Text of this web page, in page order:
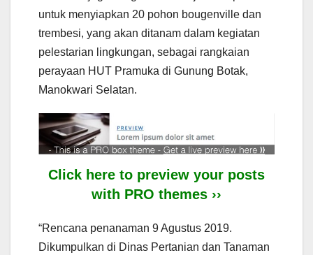
untuk menyiapkan 20 pohon bougenville dan
trembesi, yang akan ditanam dalam kegiatan
pelestarian lingkungan, sebagai rangkaian
perayaan HUT Pramuka di Gunung Botak,
Manokwari Selatan.
Click here to preview your posts
with PRO themes ››
“Rencana penanaman 9 Agustus 2019.
Dikumpulkan di Dinas Pertanian dan Tanaman